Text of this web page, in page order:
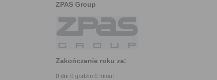
ZPAS Group
Zakończenie roku za:
0 dni 0 godzin 0 minut